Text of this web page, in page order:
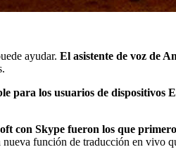
ayudar. El asistente de voz de
para los usuarios de dispositivos
con Skype fueron los que
función de traducción en vivo